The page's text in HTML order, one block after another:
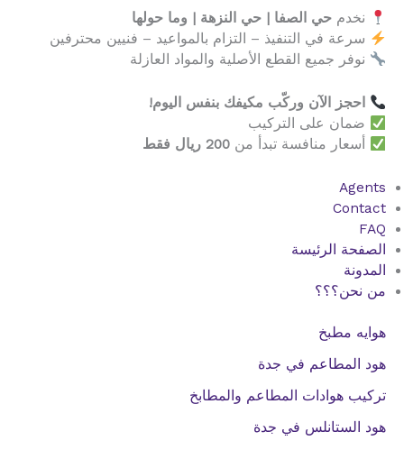
نخدم حي الصفا | حي النزهة | وما حولها
سرعة في التنفيذ – التزام بالمواعيد – فنيين محترفين
نوفر جميع القطع الأصلية والمواد العازلة
احجز الآن وركّب مكيفك بنفس اليوم!
ضمان على التركيب
أسعار منافسة تبدأ من 200 ريال فقط
Agents
Contact
FAQ
الصفحة الرئيسة
المدونة
من نحن؟؟؟
هوايه مطبخ
هود المطاعم في جدة
تركيب هوادات المطاعم والمطابخ
هود الستانلس في جدة